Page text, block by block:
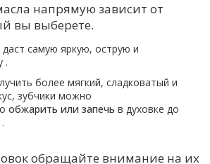
напрямую зависит от
вы выберете.
даст самую яркую, острую и
.
более мягкий, сладковатый и
зубчики можно
обжарить или запечь в духовке до
.
обращайте внимание на их